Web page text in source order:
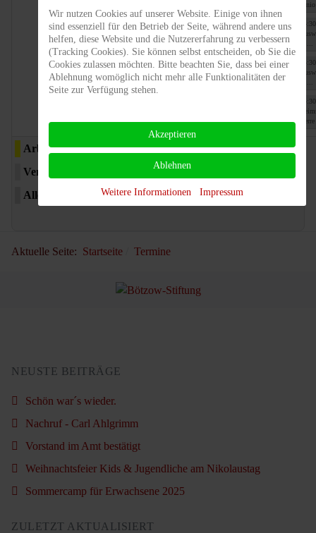
14:30 Uhr
Heimspiel
Damen ...
H ...
H ...
Arbeitseinsätze Vereinsevents
Turniere
Verbandsspiele
Clubhaus Reservierung
Alle Kategorien ...
Aktuelle Seite: Startseite Termine
NEUSTE BEITRÄGE
Schön war´s wieder.
Nachruf - Carl Ahlgrimm
Vorstand im Amt bestätigt
Weihnachtsfeier Kids & Jugendliche am Nikolaustag
Sommercamp für Erwachsene 2025
ZULETZT AKTUALISIERT
Wir nutzen Cookies auf unserer Website. Einige von ihnen
sind essenziell für den Betrieb der Seite, während andere uns
helfen, diese Website und die Nutzererfahrung zu verbessern
(Tracking Cookies). Sie können selbst entscheiden, ob Sie die
Cookies zulassen möchten. Bitte beachten Sie, dass bei einer
Ablehnung womöglich nicht mehr alle Funktionalitäten der
Seite zur Verfügung stehen.
Akzeptieren
Ablehnen
Weitere Informationen Impressum